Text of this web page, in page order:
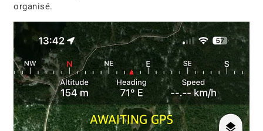
organisé.